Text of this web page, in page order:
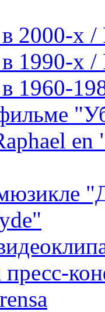
2000-х /
1990-х /
1960-
пресс-